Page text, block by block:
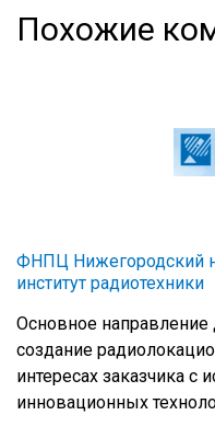
Похожие
ФНПЦ Нижегородский
институт радиотехники
Основное направление
создание
интересах заказчика
инновационных